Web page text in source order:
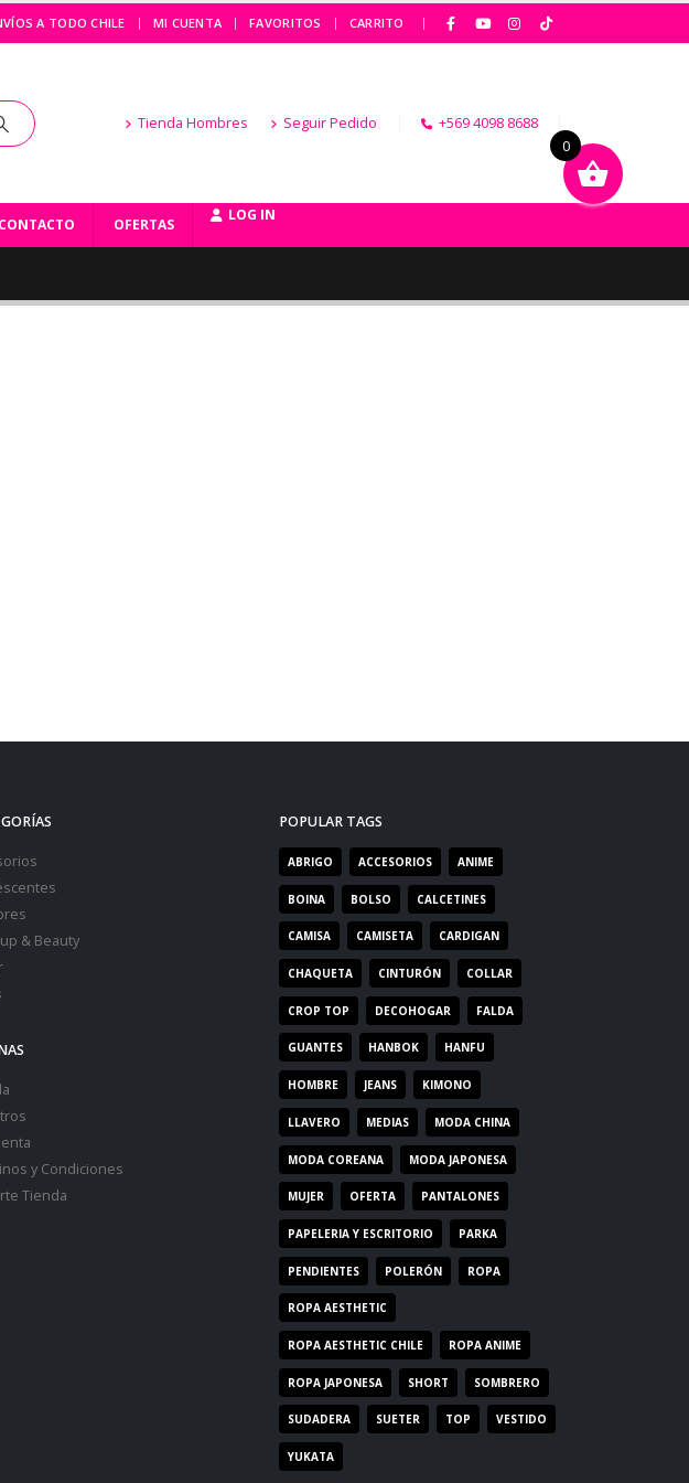
A TODO CHILE | MI CUENTA FAVORITOS CARRITO |
Tienda Hombres Seguir Pedido +569 4098 8688
CONTACTO OFERTAS
LOG IN
& Beauty
y Condiciones
Tienda
POPULAR TAGS
ABRIGO ACCESORIOS ANIME
BOINA BOLSO CALCETINES
CAMISA CAMISETA CARDIGAN
CHAQUETA CINTURÓN COLLAR
CROP TOP DECOHOGAR FALDA
GUANTES HANBOK HANFU
HOMBRE JEANS KIMONO
LLAVERO MEDIAS MODA CHINA
MODA COREANA MODA JAPONESA
MUJER OFERTA PANTALONES
PAPELERIA Y ESCRITORIO PARKA
PENDIENTES POLERÓN ROPA
ROPA AESTHETIC
ROPA AESTHETIC CHILE ROPA ANIME
ROPA JAPONESA SHORT SOMBRERO
SUDADERA SUETER TOP VESTIDO
YUKATA
0